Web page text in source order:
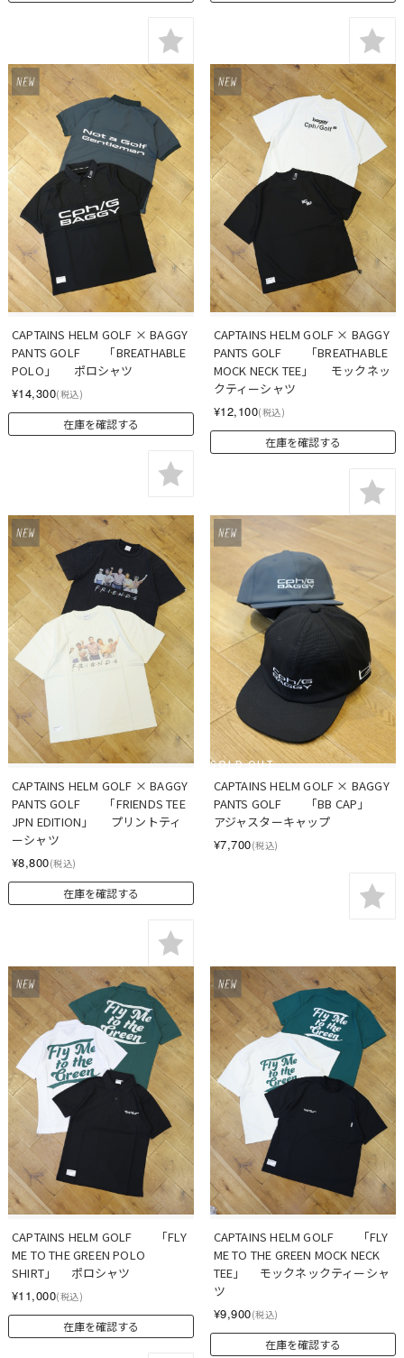
CAPTAINS HELM GOLF × BAGGY
PANTS GOLF　　「BREATHABLE
POLO」  　ポロシャツ
¥14,300(税込)
在庫を確認する
CAPTAINS HELM GOLF × BAGGY
PANTS GOLF　　「BREATHABLE
MOCK NECK TEE」  　モックネッ
クティーシャツ
¥12,100(税込)
在庫を確認する
CAPTAINS HELM GOLF × BAGGY
PANTS GOLF　　「FRIENDS TEE
JPN EDITION」  　プリントティ
ーシャツ
¥8,800(税込)
在庫を確認する
SOLD OUT
CAPTAINS HELM GOLF × BAGGY
PANTS GOLF　　「BB CAP」
アジャスターキャップ
¥7,700(税込)
CAPTAINS HELM GOLF　　「FLY
ME TO THE GREEN POLO
SHIRT」 　ポロシャツ
¥11,000(税込)
在庫を確認する
CAPTAINS HELM GOLF　　「FLY
ME TO THE GREEN MOCK NECK
TEE」 　モックネックティーシャ
ツ
¥9,900(税込)
在庫を確認する